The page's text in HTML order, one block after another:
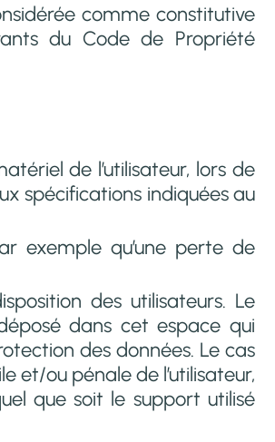
comme constitutive
du Code de Propriété
de l’utilisateur, lors de
spécifications indiquées au
exemple qu’une perte de
des utilisateurs. Le
dans cet espace qui
des données. Le cas
et/ou pénale de l’utilisateur,
que soit le support utilisé